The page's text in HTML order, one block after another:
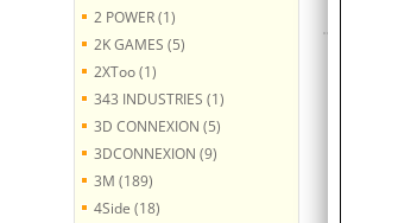
2 POWER (1)
2K GAMES (5)
2XToo (1)
343 INDUSTRIES (1)
3D CONNEXION (5)
3DCONNEXION (9)
3M (189)
4Side (18)